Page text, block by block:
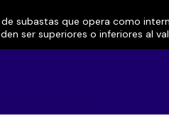
subastas que opera como
ser superiores o inferiores al